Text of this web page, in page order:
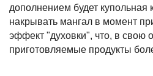
дополнением будет
накрывать мангал в момент
эффект "духовки", что, в свою
приготовляемые продукты